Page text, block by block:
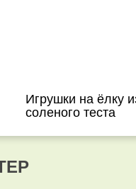
Игрушки на ёлку
соленого теста